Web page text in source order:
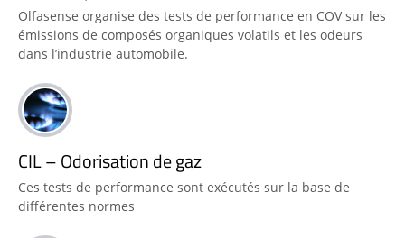
Olfasense organise des tests de performance en COV sur les
émissions de composés organiques volatils et les odeurs
dans l’industrie automobile.
CIL – Odorisation de gaz
Ces tests de performance sont exécutés sur la base de
différentes normes